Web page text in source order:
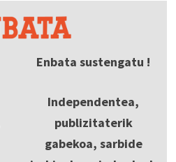
Enbata sustengatu !
Independentea,
publizitaterik
gabekoa, sarbide